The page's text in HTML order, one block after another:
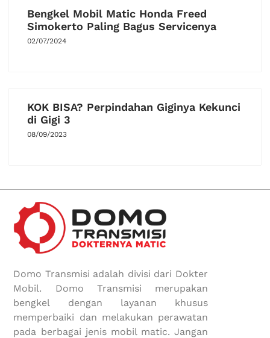
Bengkel Mobil Matic Honda Freed
Simokerto Paling Bagus Servicenya
02/07/2024
KOK BISA? Perpindahan Giginya Kekunci
di Gigi 3
08/09/2023
Domo Transmisi adalah divisi dari Dokter
Mobil. Domo Transmisi merupakan
bengkel dengan layanan khusus
memperbaiki dan melakukan perawatan
pada berbagai jenis mobil matic. Jangan